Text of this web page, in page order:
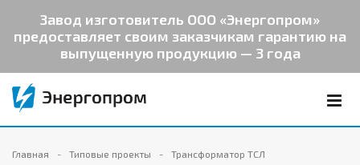
Завод изготовитель ООО «Энергопром»
предоставляет своим заказчикам гарантию на
выпущенную продукцию — 3 года
Главная Типовые проекты Трансформатор ТСЛ